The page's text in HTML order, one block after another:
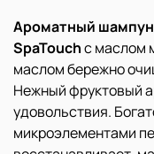
Ароматный
SpaTouchс маслом
маслом бережно
Нежный фруктовый
удовольствия.
микроэлементами